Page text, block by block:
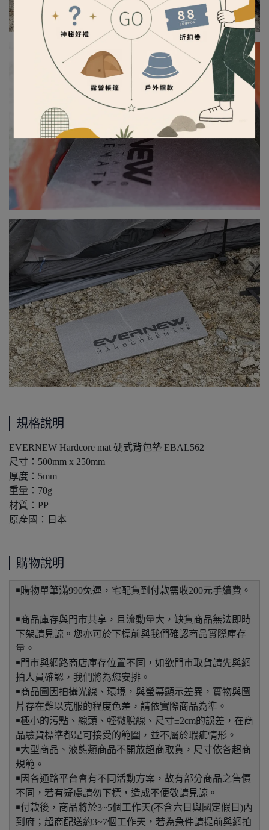
規格說明
EVERNEW Hardcore mat 硬式背包墊 EBAL562
尺寸：500mm x 250mm
厚度：5mm
重量：70g
材質：PP
原產國：日本
購物說明
￭購物單筆滿990免運，宅配貨到付款需收200元手續費。
￭商品庫存與門市共享，且流動量大，缺貨商品無法即時
下架請見諒。您亦可於下標前與我們確認商品實際庫存
量。
￭門市與網路商店庫存位置不同，如欲門市取貨請先與網
拍人員確認，我們將為您安排。
￭商品圖因拍攝光線、環境，與螢幕顯示差異，實物與圖
片存在難以克服的程度色差，請依實際商品為準。
￭極小的污點、線頭、輕微脫線、尺寸±2cm的誤差，在商
品驗貨標準都是可接受的範圍，並不屬於瑕疵情形。
￭大型商品、液態類商品不開放超商取貨，尺寸依各超商
規範。
￭因各通路平台會有不同活動方案，故有部分商品之售價
不同，若有疑慮請勿下標，造成不便敬請見諒。
￭付款後，商品將於3~5個工作天(不含六日與國定假日)內
到府；超商配送約3~7個工作天，若為急件請提前與網拍